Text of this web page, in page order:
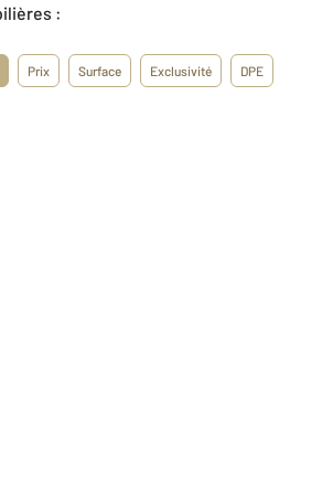
:
Prix Surface Exclusivité DPE